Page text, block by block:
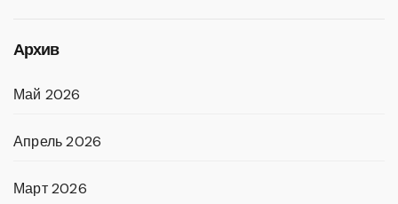
Архив
Май 2026
Апрель 2026
Март 2026